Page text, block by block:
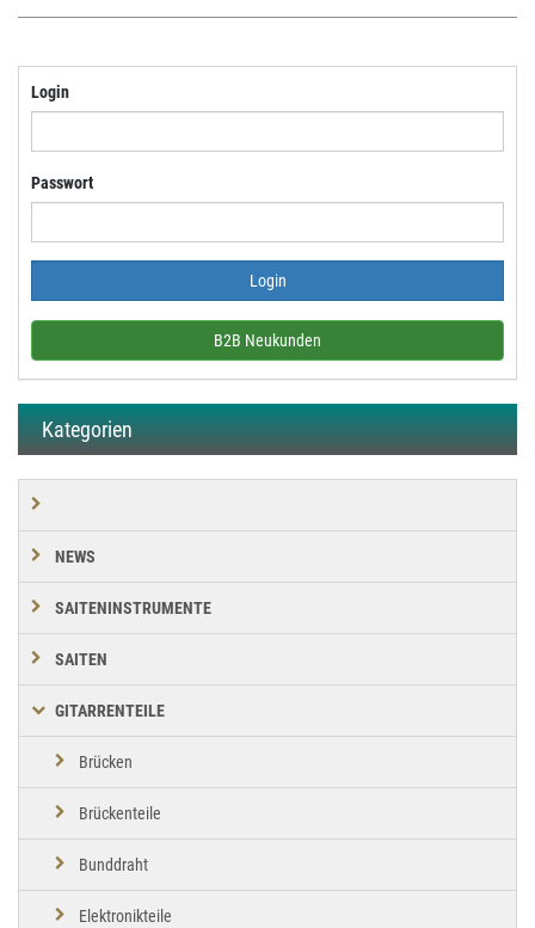
Login
Passwort
B2B Neukunden
Kategorien
NEWS
SAITENINSTRUMENTE
SAITEN
GITARRENTEILE
Brücken
Brückenteile
Bunddraht
Elektronikteile